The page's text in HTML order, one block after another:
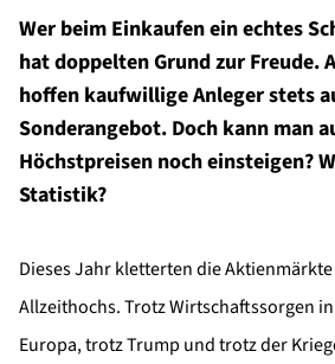
Wer beim Einkaufen ein echtes
hat doppelten Grund zur Freude.
hoffen kaufwillige Anleger stets
Sonderangebot. Doch kann man
Höchstpreisen noch einsteigen?
Statistik?
Dieses Jahr kletterten die
Allzeithochs. Trotz Wirtschaftssorgen
Europa, trotz Trump und trotz der